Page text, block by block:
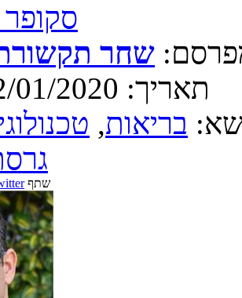
Scooper סקופר
שחר תקשורת
תאריך: 22/01/2020 14:22
בריאות,
שתף